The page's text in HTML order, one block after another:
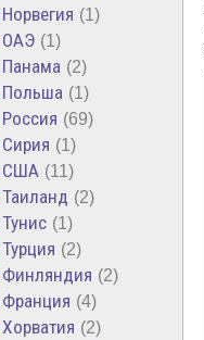
Норвегия 1
ОАЭ 1
Панама 2
Польша 1
Россия 69
Сирия 1
США 11
Таиланд 2
Тунис 1
Турция 2
Финляндия 2
Франция 4
Хорватия 2